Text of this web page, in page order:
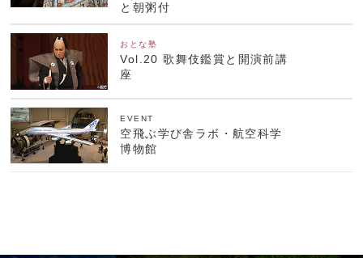
と朝粥付
おとな塾
Vol.20 歌舞伎鑑賞と開演前講
座
EVENT
空飛ぶ学び舎ラボ・航空科学
博物館